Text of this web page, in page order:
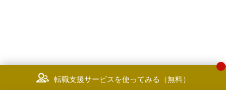
転職支援サービスを使ってみる（無料）